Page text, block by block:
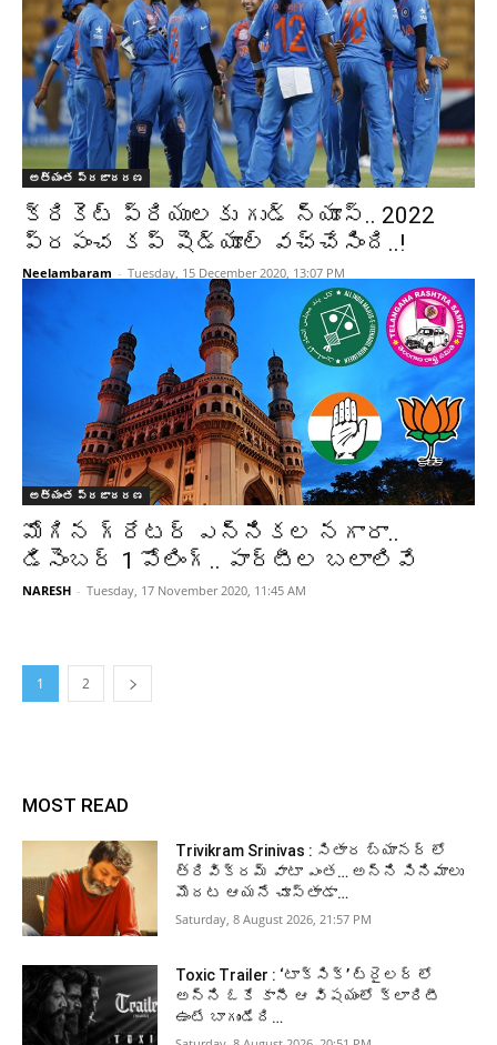
అత్యంత ప్రజాదరణ
క్రికెట్ ప్రియులకు గుడ్ న్యూస్.. 2022
ప్రపంచ కప్ షెడ్యూల్ వచ్చేసింది..!
Neelambaram - Tuesday, 15 December 2020, 13:07 PM
అత్యంత ప్రజాదరణ
మోగిన గ్రేటర్ ఎన్నికల నగారా..
డిసెంబర్ 1 పోలింగ్.. పార్టీల బలాలివే
NARESH - Tuesday, 17 November 2020, 11:45 AM
1 2
MOST READ
Trivikram Srinivas : సితార బ్యానర్ లో
త్రివిక్రమ్ వాటా ఎంత… అన్ని సినిమాలు
మొదట ఆయనే చూస్తాడా…
Saturday, 8 August 2026, 21:57 PM
Toxic Trailer : ‘టాక్సిక్’ ట్రైలర్ లో
అన్ని ఓకే కానీ ఆ విషయంలో క్లారిటీ
ఉంటే బాగుండేది…